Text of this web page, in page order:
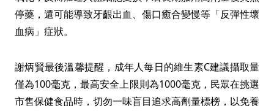
停藥，還可能導致牙齦出血、傷口癒合變慢等「反彈性壞
血病」症狀。
謝炳賢最後溫馨提醒，成年人每日的維生素C建議攝取量
僅為100毫克，最高安全上限則為1000毫克，民眾在挑選
市售保健食品時，切勿一味盲目追求高劑量標榜，以免養